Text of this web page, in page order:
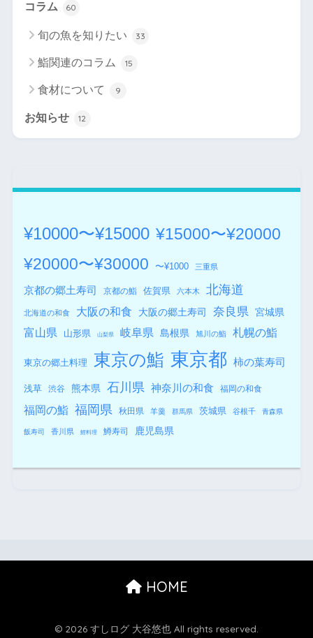
コラム 60
旬の魚を知りたい 33
鮨関連のコラム 15
食材について 9
お知らせ 12
¥10000〜¥15000 ¥15000〜¥20000
¥20000〜¥30000
〜¥1000 三重県
京都の郷土寿司 京都の鮨 佐賀県 六本木 北海道
北海道の和食 大阪の和食 大阪の郷土寿司 奈良県 宮城県
富山県 山形県 山梨県 岐阜県 島根県 旭川の鮨 札幌の鮨
東京の郷土料理 東京の鮨 東京都 柿の葉寿司
浅草 渋谷 熊本県 石川県 神奈川の和食 福岡の和食
福岡の鮨 福岡県 秋田県 羊羹 群馬県 茨城県 谷根千 青森県
飯寿司 香川県 鯉料理 鱒寿司 鹿児島県
HOME
© 2026 すしログ 大谷悠也 All rights reserved.